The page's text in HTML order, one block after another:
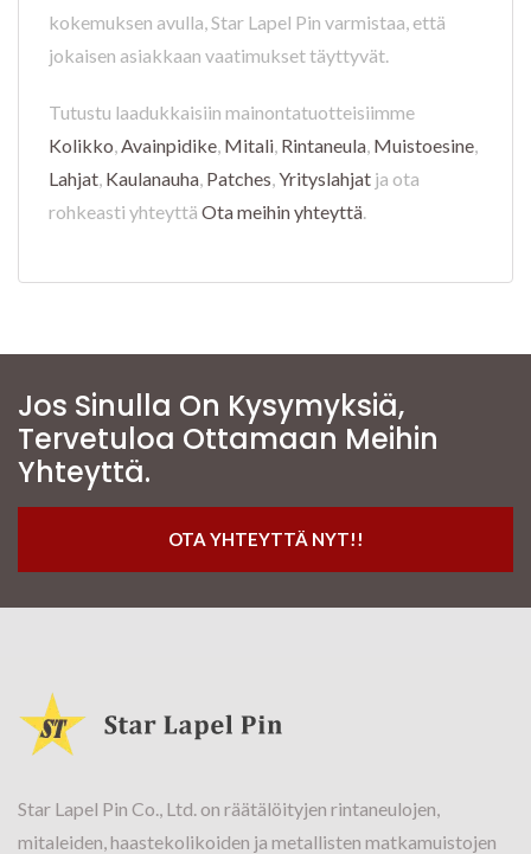
kokemuksen avulla, Star Lapel Pin varmistaa, että
jokaisen asiakkaan vaatimukset täyttyvät.
Tutustu laadukkaisiin mainontatuotteisiimme
Kolikko,Avainpidike, Mitali, Rintaneula, Muistoesine,
Lahjat, Kaulanauha, Patches,Yrityslahjat ja ota
rohkeasti yhteyttä Ota meihin yhteyttä.
Jos Sinulla On Kysymyksiä,
Tervetuloa Ottamaan Meihin
Yhteyttä.
OTA YHTEYTTÄ NYT!!
Star Lapel Pin Co., Ltd. on räätälöityjen rintaneulojen,
mitaleiden, haastekolikoiden ja metallisten matkamuistojen